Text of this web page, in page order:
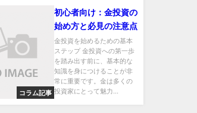
コラム記事
初心者向け：金投資の
始め方と必見の注意点
金投資を始めるための基本
ステップ 金投資への第一歩
を踏み出す前に、基本的な
知識を身につけることが非
常に重要です。金は多くの
投資家にとって魅力...